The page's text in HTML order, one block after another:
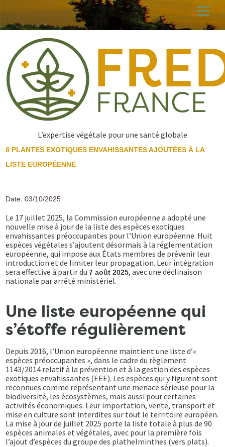
au
principal
L’expertise végétale pour une santé globale
8 PLANTES EXOTIQUES ENVAHISSANTES AJOUTÉES À LA
LISTE EUROPÉENNE
Date: 03/10/2025
Le 17 juillet 2025, la Commission européenne a adopté une
nouvelle mise à jour de la liste des espèces exotiques
envahissantes préoccupantes pour l’Union européenne. Huit
espèces végétales s’ajoutent désormais à la réglementation
européenne, qui impose aux États membres de prévenir leur
introduction et de limiter leur propagation. Leur intégration
sera effective à partir du7 août 2025, avec une déclinaison
nationale par arrêté ministériel.
Une liste européenne qui
s’étoffe régulièrement
Depuis 2016, l’Union européenne maintient une liste d’«
espèces préoccupantes », dans le cadre du règlement
1143/2014 relatif à la prévention et à la gestion des espèces
exotiques envahissantes (EEE). Les espèces qui y figurent sont
reconnues comme représentant une menace sérieuse pour la
biodiversité, les écosystèmes, mais aussi pour certaines
activités économiques. Leur importation, vente, transport et
mise en culture sont interdites sur tout le territoire européen.
La mise à jour de juillet 2025 porte la liste totale à plus de 90
espèces animales et végétales, avec pour la première fois
l’ajout d’espèces du groupe des plathelminthes (vers plats).